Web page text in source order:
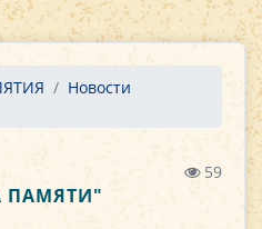
Новости
59
ПАМЯТИ"